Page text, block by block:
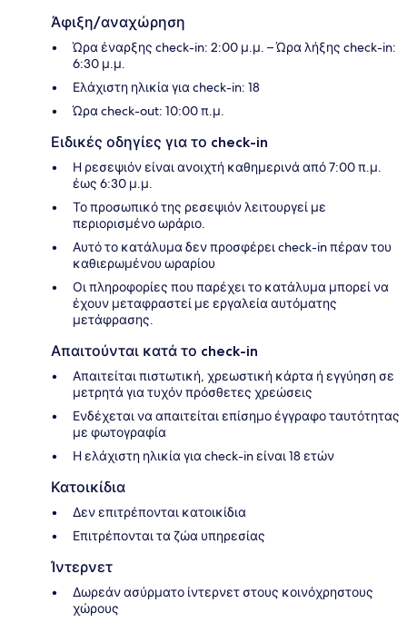
Άφιξη/αναχώρηση
Ώρα έναρξης check-in: 2:00 μ.μ. – Ώρα λήξης check-in:
6:30 μ.μ.
Ελάχιστη ηλικία για check-in: 18
Ώρα check-out: 10:00 π.μ.
Ειδικές οδηγίες για το check-in
Η ρεσεψιόν είναι ανοιχτή καθημερινά από 7:00 π.μ.
έως 6:30 μ.μ.
Το προσωπικό της ρεσεψιόν λειτουργεί με
περιορισμένο ωράριο.
Αυτό το κατάλυμα δεν προσφέρει check-in πέραν του
καθιερωμένου ωραρίου
Οι πληροφορίες που παρέχει το κατάλυμα μπορεί να
έχουν μεταφραστεί με εργαλεία αυτόματης
μετάφρασης.
Απαιτούνται κατά το check-in
Απαιτείται πιστωτική, χρεωστική κάρτα ή εγγύηση σε
μετρητά για τυχόν πρόσθετες χρεώσεις
Ενδέχεται να απαιτείται επίσημο έγγραφο ταυτότητας
με φωτογραφία
Η ελάχιστη ηλικία για check-in είναι 18 ετών
Κατοικίδια
Δεν επιτρέπονται κατοικίδια
Επιτρέπονται τα ζώα υπηρεσίας
Ίντερνετ
Δωρεάν ασύρματο ίντερνετ στους κοινόχρηστους
χώρους